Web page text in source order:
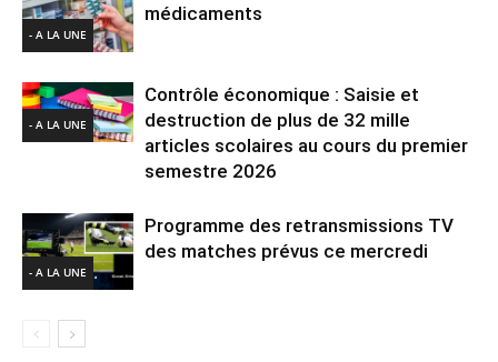
- A LA UNE
médicaments
- A LA UNE
Contrôle économique : Saisie et
destruction de plus de 32 mille
articles scolaires au cours du premier
semestre 2026
- A LA UNE
Programme des retransmissions TV
des matches prévus ce mercredi